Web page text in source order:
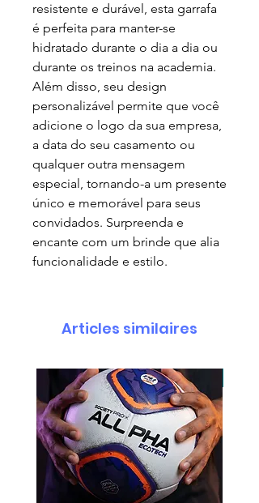
resistente e durável, esta garrafa
é perfeita para manter-se
hidratado durante o dia a dia ou
durante os treinos na academia.
Além disso, seu design
personalizável permite que você
adicione o logo da sua empresa,
a data do seu casamento ou
qualquer outra mensagem
especial, tornando-a um presente
único e memorável para seus
convidados. Surpreenda e
encante com um brinde que alia
funcionalidade e estilo.
Articles similaires